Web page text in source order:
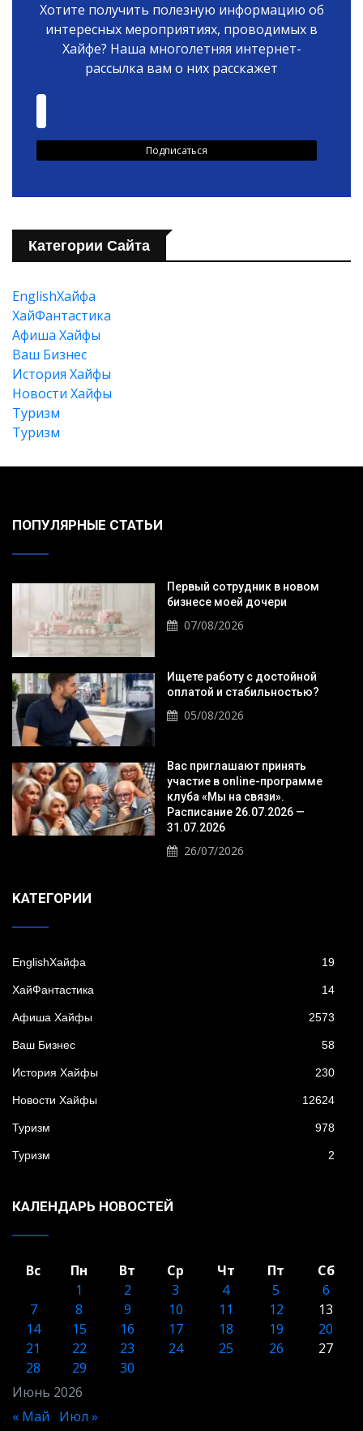
Хотите получить полезную информацию об
интересных мероприятиях, проводимых в
Хайфе? Наша многолетняя интернет-
рассылка вам о них расскажет
Категории Сайта
EnglishХайфа
XайФантастика
Афиша Хайфы
Ваш Бизнес
История Хайфы
Новости Хайфы
Туризм
Туризм
ПОПУЛЯРНЫЕ СТАТЬИ
Первый сотрудник в новом
бизнесе моей дочери
07/08/2026
Ищете работу с достойной
оплатой и стабильностью?
05/08/2026
Вас приглашают принять
участие в online-программе
клуба «Мы на связи».
Расписание 26.07.2026 —
31.07.2026
26/07/2026
KАТЕГОРИИ
EnglishХайфа 19
XайФантастика 14
Афиша Хайфы 2573
Ваш Бизнес 58
История Хайфы 230
Новости Хайфы 12624
Туризм 978
Туризм 2
КАЛЕНДАРЬ НОВОСТЕЙ
Июнь 2026
Вс Пн Вт Ср Чт Пт
Сб
1
2 3 4 5
6
7
8 9 10 11 12
13
14
15 16 17 18 19
20
21
22 23 24 25 26
27
28
29 30
« Май Июл »